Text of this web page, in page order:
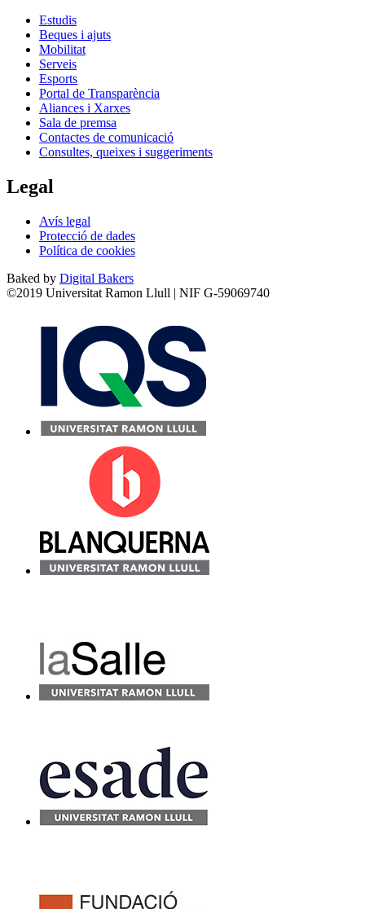
Estudis
Beques i ajuts
Mobilitat
Serveis
Esports
Portal de Transparència
Aliances i Xarxes
Sala de premsa
Contactes de comunicació
Consultes, queixes i suggeriments
Legal
Avís legal
Protecció de dades
Política de cookies
Baked by Digital Bakers
©2019 Universitat Ramon Llull | NIF G-59069740